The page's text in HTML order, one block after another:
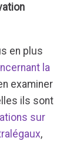
en plus
la
examiner
ils sont
sur
,